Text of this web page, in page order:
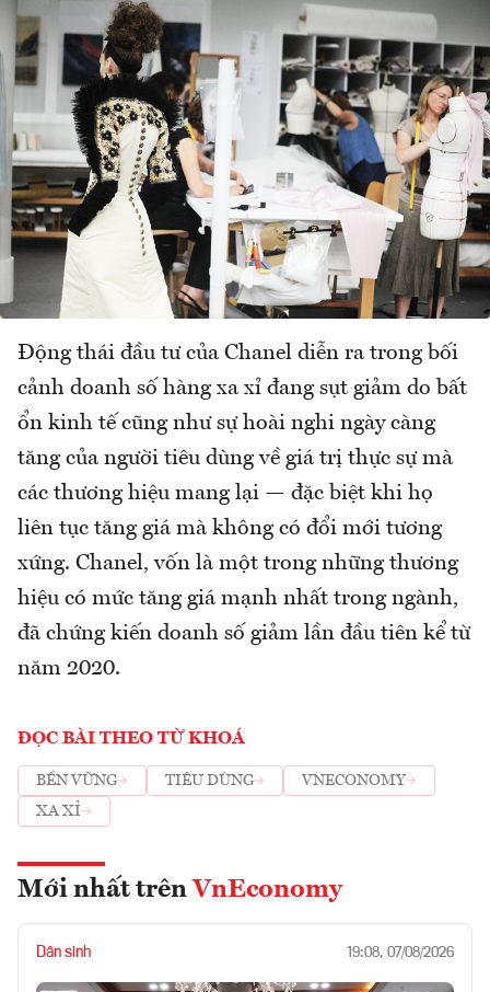
Động thái đầu tư của Chanel diễn ra trong bối
cảnh doanh số hàng xa xỉ đang sụt giảm do bất
ổn kinh tế cũng như sự hoài nghi ngày càng
tăng của người tiêu dùng về giá trị thực sự mà
các thương hiệu mang lại — đặc biệt khi họ
liên tục tăng giá mà không có đổi mới tương
xứng. Chanel, vốn là một trong những thương
hiệu có mức tăng giá mạnh nhất trong ngành,
đã chứng kiến doanh số giảm lần đầu tiên kể từ
năm 2020.
ĐỌC BÀI THEO TỪ KHOÁ
BỀN VỮNG TIÊU DÙNG
VNECONOMY
XA XỈ
Mới nhất trên VnEconomy
Dân sinh 19:08, 07/08/2026